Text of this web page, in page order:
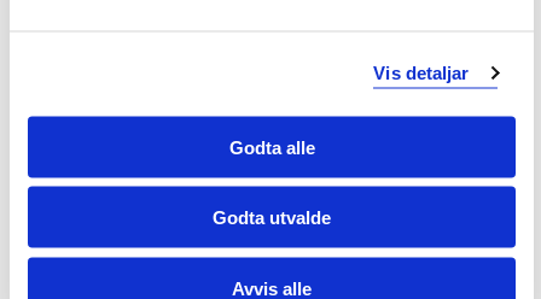
Vis detaljar
Godta alle
Godta utvalde
Avvis alle
Krav til forkunnskaper
Ingen
Anbefalte forkunnskaper